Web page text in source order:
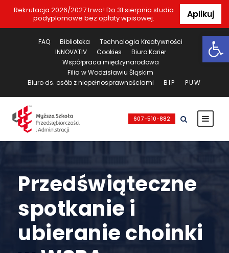
Rekrutacja 2026/2027 trwa! Do 31 sierpnia studia
podyplomowe bez opłaty wpisowej.
Aplikuj
FAQ Biblioteka
Technologia Kreatywności
INNOVATIV
Cookies
Biuro Karier
Współpraca międzynarodowa
Filia w Wodzisławiu Śląskim
Biuro ds. osób z niepełnosprawnościami
BIP PUW
607-510-882
Przedświąteczne
spotkanie i
ubieranie choinki